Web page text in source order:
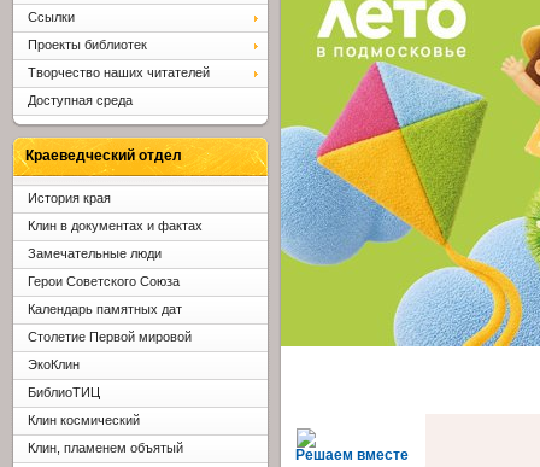
Решаем вместе
Ссылки
Проекты библиотек
Творчество наших читателей
Доступная среда
Краеведческий отдел
История края
Клин в документах и фактах
Замечательные люди
Герои Советского Союза
Календарь памятных дат
Столетие Первой мировой
ЭкоКлин
БиблиоТИЦ
Клин космический
Клин, пламенем объятый